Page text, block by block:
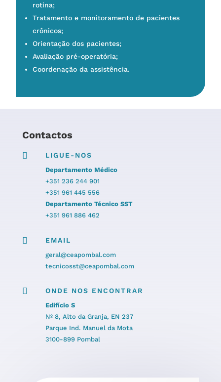
rotina;
Tratamento e monitoramento de pacientes
crônicos;
Orientação dos pacientes;
Avaliação pré-operatória;
Coordenação da assistência.
Contactos
 LIGUE-NOS
Departamento Médico
+351 236 244 901
+351 961 445 556
Departamento Técnico SST
+351 961 886 462
 EMAIL
geral@ceapombal.com
tecnicosst@ceapombal.com
 ONDE NOS ENCONTRAR
Edifício S
Nº 8, Alto da Granja, EN 237
Parque Ind. Manuel da Mota
3100-899 Pombal